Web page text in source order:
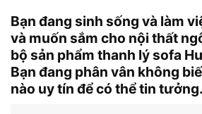
Bạn đang sinh sống và làm
và muốn sắm cho nội thất
bộ sản phẩm thanh lý sofa
Bạn đang phân vân không
nào uy tín để có thể tin tưởng.